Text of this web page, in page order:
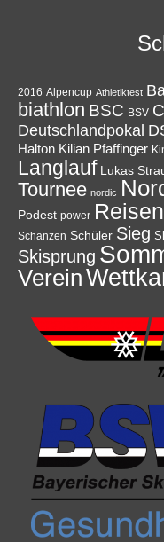
2016 Alpencup Athletiktest
biathlon BSC BSV
Deutschlandpokal
Halton Kilian Pfaffinger
Langlauf Lukas
Tournee nordic
Podest power Reisen
Schanzen Schüler Sieg
Skisprung
Verein